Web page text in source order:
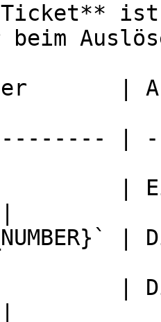
Ticket**
|
|
|
|
|